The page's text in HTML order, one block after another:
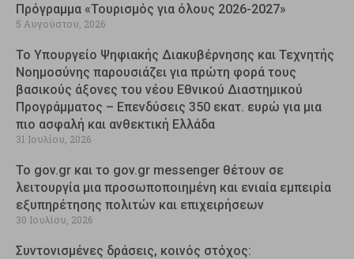
Πρόγραμμα «Τουρισμός για όλους 2026-2027»
5 Αυγούστου, 2026
Το Υπουργείο Ψηφιακής Διακυβέρνησης και Τεχνητής
Νοημοσύνης παρουσιάζει για πρώτη φορά τους
βασικούς άξονες του νέου Εθνικού Διαστημικού
Προγράμματος – Επενδύσεις 350 εκατ. ευρώ για μια
πιο ασφαλή και ανθεκτική Ελλάδα
31 Ιουλίου, 2026
Το gov.gr και το gov.gr messenger θέτουν σε
λειτουργία μια προσωποποιημένη και ενιαία εμπειρία
εξυπηρέτησης πολιτών και επιχειρήσεων
30 Ιουλίου, 2026
Συντονισμένες δράσεις, κοινός στόχος: